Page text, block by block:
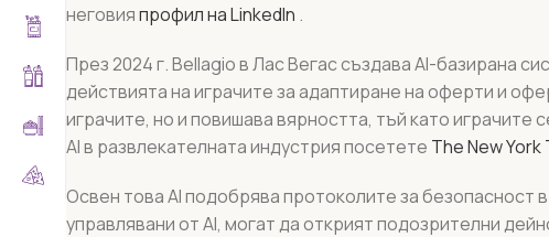
неговияпрофил на LinkedIn .
През 2024 г. Bellagio в Лас Вегас създава AI-базирана
действията на играчите за адаптиране на оферти и
играчите, но и повишава вярността, тъй като
AI в развлекателната индустрия посетете The New York
Освен това AI подобрява протоколите за безопасност
управлявани от AI, могат да открият подозрителни